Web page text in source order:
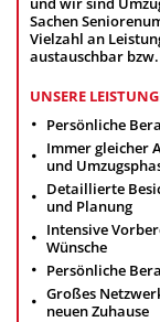
Sachen
Vielzahl an
austauschbar
UNSERE
Persönliche
Immer gleicher
und
Detaillierte
und Planung
Intensive
Wünsche
Persönliche
Großes
neuen Zuhause